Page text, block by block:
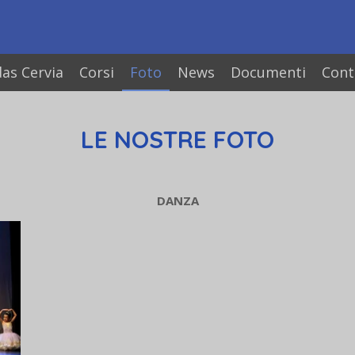
Cervia Corsi Foto News Documenti
LE NOSTRE FOTO
DANZA